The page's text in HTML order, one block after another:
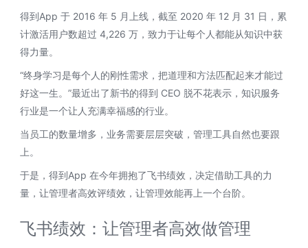
得到App 于 2016 年 5 月上线，截至 2020 年 12 月 31 日，累
计激活用户数超过 4,226 万，致力于让每个人都能从知识中获
得力量。
“终身学习是每个人的刚性需求，把道理和方法匹配起来才能过
好这一生。”最近出了新书的得到 CEO 脱不花表示，知识服务
行业是一个让人充满幸福感的行业。
当员工的数量增多，业务需要层层突破，管理工具自然也要跟
上。
于是，得到App 在今年拥抱了飞书绩效，决定借助工具的力
量，让管理者高效评绩效，让管理效能再上一个台阶。
飞书绩效：让管理者高效做管理